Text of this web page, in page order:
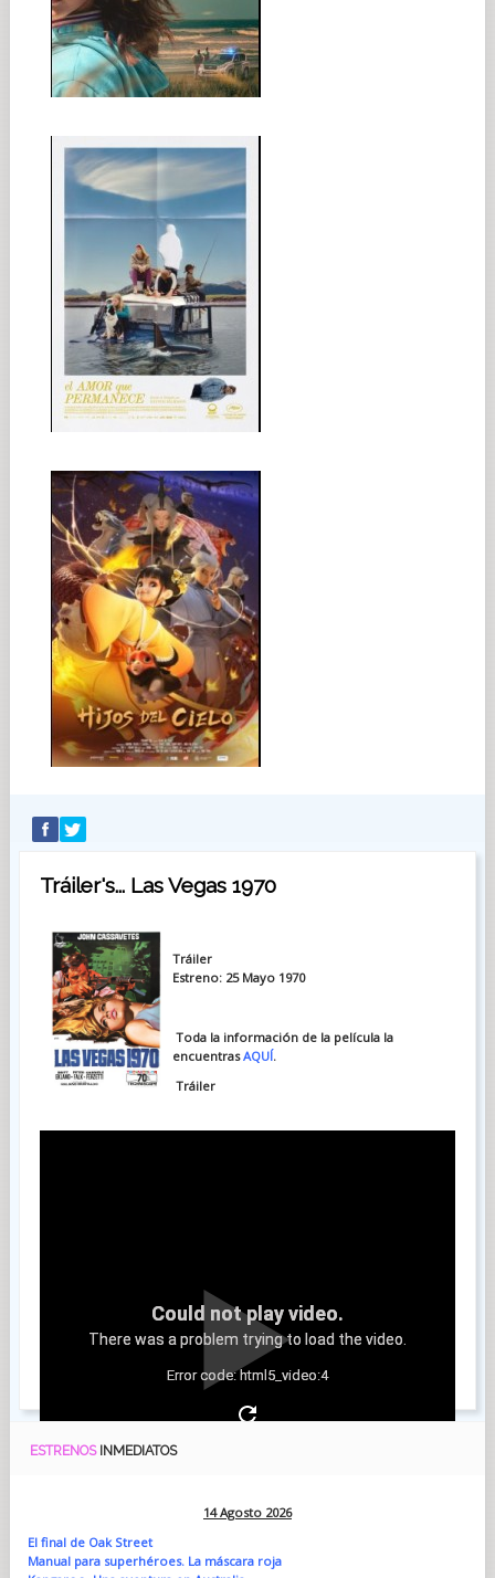
Tráiler's... Las Vegas 1970
Tráiler
Estreno: 25 Mayo 1970
Toda la información de la película la
encuentrasAQUÍ.
Tráiler
Could not play video.
There was a problem trying to load the video.
Error code: html5_video:4
ESTRENOS INMEDIATOS
14 Agosto 2026
El final de Oak Street
Manual para superhéroes. La máscara roja